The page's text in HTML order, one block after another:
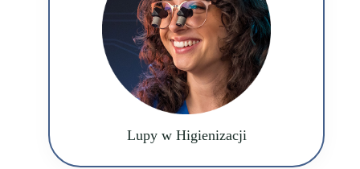
Lupy w Higienizacji